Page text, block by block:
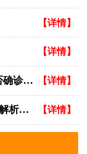
【详情】
【详情】
白斑用手搓不变红，皮肤CT能否确诊白癜风？ 【详情】
`308准分子激光治疗仪品牌深度解析：专业视角下的优选指南` 【详情】